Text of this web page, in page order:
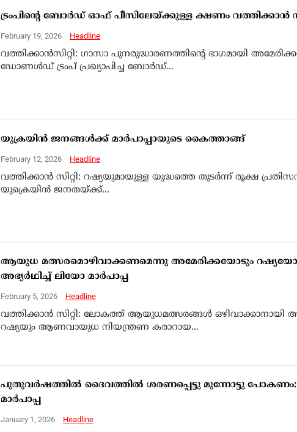
ട്രംപിന്റെ ബോര്‍ഡ് ഓഫ് പീസിലേയ്ക്കുള്ള ക്ഷണം വത്തിക്കാന്‍
February 19, 2026 Headline
വത്തിക്കാന്‍സിറ്റി: ഗാസാ പുനരുദ്ധാരണത്തിന്റെ ഭാഗമായി
ഡോണള്‍ഡ് ട്രംപ് പ്രഖ്യാപിച്ച ബോര്‍ഡ്...
യുക്രയിന്‍ ജനങ്ങള്‍ക്ക് മാര്‍പാപ്പായുടെ കൈത്താങ്ങ്
February 12, 2026 Headline
വത്തിക്കാന്‍ സിറ്റി: റഷ്യയുമായുള്ള യുദ്ധത്തെ തുടര്‍ന്ന് രൂക്ഷ
യുക്രെയിന്‍ ജനതയ്ക്ക്...
ആയുധ മത്സരമൊഴിവാക്കണമെന്നു അമേരിക്കയോടും
അഭ്യര്‍ഥിച്ച് ലിയോ മാര്‍പാപ്പ
February 5, 2026 Headline
വത്തിക്കാന്‍ സിറ്റി: ലോകത്ത് ആയുധമത്സരങ്ങള്‍ ഒഴിവാക്കാനായി
റഷ്യയും ആണവായുധ നിയന്ത്രണ കരാറായ...
പുതുവര്‍ഷത്തില്‍ ദൈവത്തില്‍ ശരണപ്പെട്ടു മുന്നോട്ടു
മാര്‍പാപ്പ
January 1, 2026 Headline